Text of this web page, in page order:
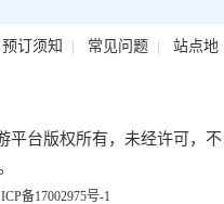
预订须知 | 常见问题| 站点地
平台版权所有，未经许可，不
备17002975号-1